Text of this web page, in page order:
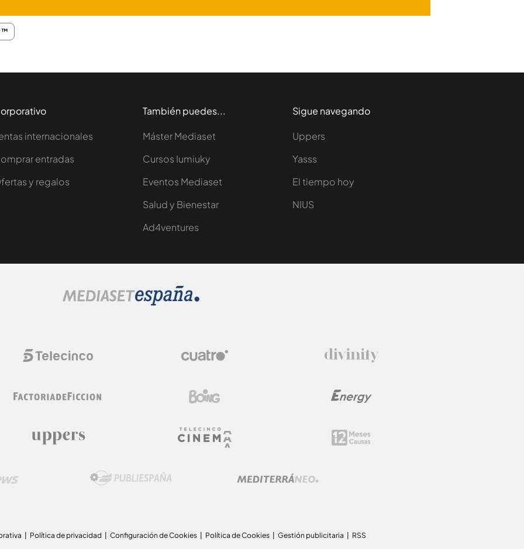
internacionales
entradas
y regalos
También puedes...
Máster Mediaset
Cursos Iumiuky
Eventos Mediaset
Salud y Bienestar
Ad4ventures
Sigue navegando
Uppers
Yasss
El tiempo hoy
NIUS
Política de privacidad Configuración de Cookies Política de Cookies Gestión publicitaria RSS